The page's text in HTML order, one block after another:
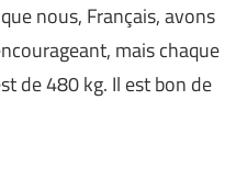
nous, Français, avons
mais chaque
de 480 kg. Il est bon de